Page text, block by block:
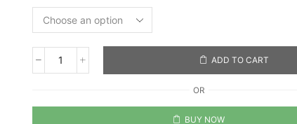
First
problem...
ADD TO CART
OR
BUY NOW